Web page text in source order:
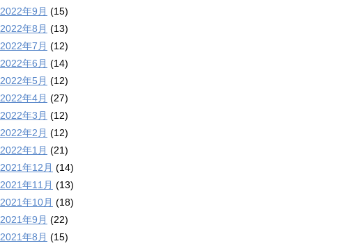
2022年9月 (15)
2022年8月 (13)
2022年7月 (12)
2022年6月 (14)
2022年5月 (12)
2022年4月 (27)
2022年3月 (12)
2022年2月 (12)
2022年1月 (21)
2021年12月 (14)
2021年11月 (13)
2021年10月 (18)
2021年9月 (22)
2021年8月 (15)